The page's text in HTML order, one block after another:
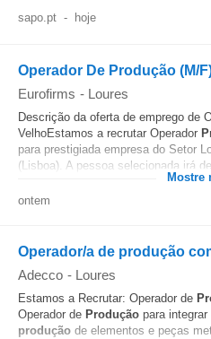
sapo.pt - hoje
Operador De Produção (M/
Eurofirms - Loures
Descrição da oferta de emprego de
VelhoEstamos a recrutar Operador
para prestigiada empresa do Setor
(Lisboa). A pessoa selecionada irá
Mostre
ontem
Operador/a de produção
Adecco - Loures
Estamos a Recrutar: Operador de
Operador de Produção para
produção de elementos e peças